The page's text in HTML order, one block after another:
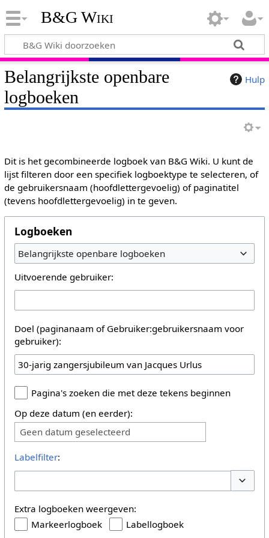
B&G Wiki
Hulp
Belangrijkste openbare
logboeken
Dit is het gecombineerde logboek van B&G Wiki. U kunt de
lijst filteren door een specifiek logboektype te selecteren, of
de gebruikersnaam (hoofdlettergevoelig) of paginatitel
(tevens hoofdlettergevoelig) in te geven.
Logboeken
Belangrijkste openbare logboeken
Uitvoerende gebruiker:
Doel (paginanaam of Gebruiker:gebruikersnaam voor
gebruiker):
Pagina's zoeken die met deze tekens beginnen
Op deze datum (en eerder):
Geen datum geselecteerd
Labelfilter:
Extra logboeken weergeven:
Markeerlogboek
Labellogboek